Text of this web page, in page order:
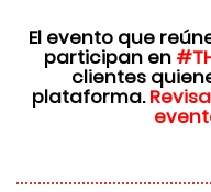
El evento que
participan en
clientes
plataforma.